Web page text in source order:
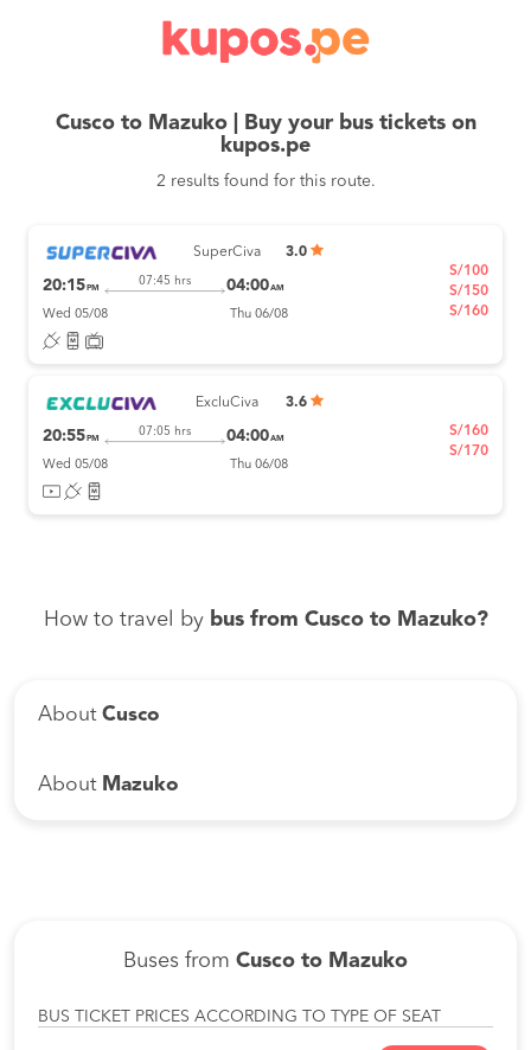
Cusco to Mazuko | Buy your bus tickets on
kupos.pe
2 results found for this route.
SuperCiva 3.0
20:15 PM
07:45 hrs 04:00AM
Wed 05/08 Thu 06/08
S/100
S/150
S/160
ExcluCiva 3.6
20:55 PM
07:05 hrs 04:00AM
Wed 05/08 Thu 06/08
S/160
S/170
How to travel by bus from Cusco to Mazuko?
About Cusco
About Mazuko
Buses from Cusco to Mazuko
BUS TICKET PRICES ACCORDING TO TYPE OF SEAT